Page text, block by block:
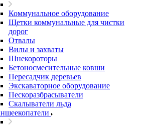
Коммунальное оборудование
Щетки коммунальные для чистки
дорог
Отвалы
Вилы и захваты
Шнекороторы
Бетоносмесительные ковши
Пересадчик деревьев
Экскаваторное оборудование
Пескоразбрасыватели
Скалыватели льда